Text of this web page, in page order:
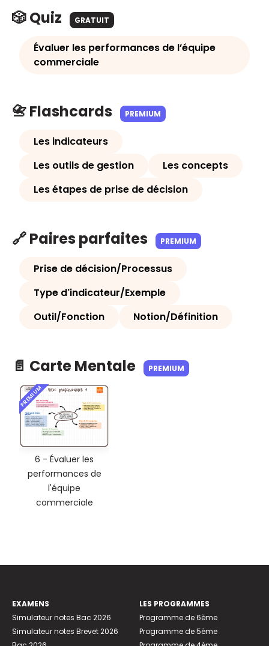
🎲 Quiz GRATUIT
Évaluer les performances de l’équipe
commerciale
📇 Flashcards PREMIUM
Les indicateurs
Les outils de gestion
Les concepts
Les étapes de prise de décision
🔗 Paires parfaites PREMIUM
Prise de décision/Processus
Type d'indicateur/Exemple
Outil/Fonction
Notion/Définition
📄 Carte Mentale PREMIUM
PREMIUM
6 - Évaluer les
performances de
l'équipe
commerciale
EXAMENS
Simulateur notes Bac 2026
Simulateur notes Brevet 2026
LES PROGRAMMES
Programme de 6ème
Programme de 5ème